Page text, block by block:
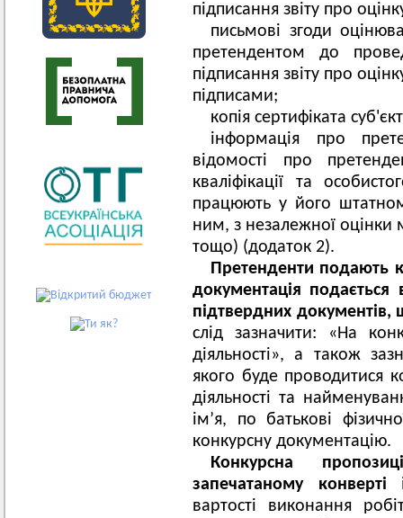
підписання звіту про
письмові згоди
претендентом до
підписання звіту про
підписами;
копія сертифіката
інформація про
відомості про
кваліфікації та
працюють у його
ним, з незалежної оцінки
тощо) (додаток 2).
Претенденти подають
документація
підтвердних документів,
слід зазначити: «На
діяльності», а також
якого буде проводитися
діяльності та
ім’я, по батькові
конкурсну документацію.
Конкурсна
запечатаному конверті
вартості виконання